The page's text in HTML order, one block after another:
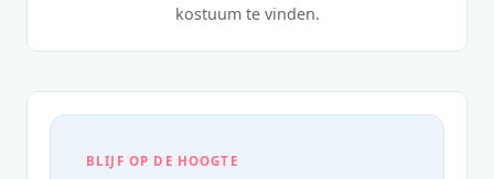
kostuum te vinden.
BLIJF OP DE HOOGTE